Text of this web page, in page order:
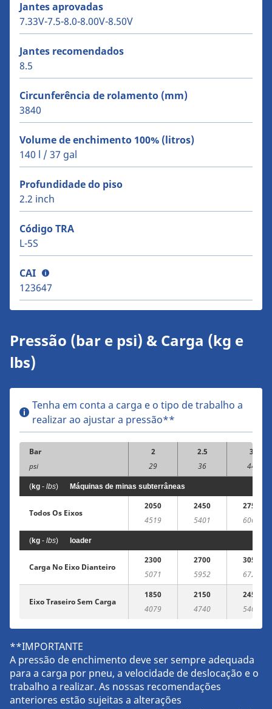
Jantes aprovadas
7.33V-7.5-8.0-8.00V-8.50V
Jantes recomendados
8.5
Circunferência de rolamento (mm)
3840
Volume de enchimento 100% (litros)
140 l / 37 gal
Profundidade do piso
2.2 inch
Código TRA
L-5S
CAI
123647
Pressão (bar e psi) & Carga (kg e
lbs)
Tenha em conta a carga e o tipo de trabalho a
realizar ao ajustar a pressão**
Bar
psi
2
29
2.5
36
3
44
(kg - lbs) Máquinas de minas subterrâneas
Todos Os Eixos
2050
4519
2450
5401
2750
6063
(kg - lbs) loader
Carga No Eixo Dianteiro
2300
5071
2700
5952
3050
6724
Eixo Traseiro Sem Carga
1850
4079
2150
4740
2450
5401
**IMPORTANTE
A pressão de enchimento deve ser sempre adequada
para a carga por pneu, a velocidade de deslocação e o
trabalho a realizar. As nossas recomendações
anteriores estão sujeitas a alterações